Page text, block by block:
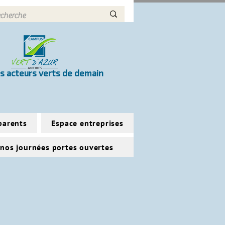
acteurs verts de demain
Espace entreprises
journées portes ouvertes